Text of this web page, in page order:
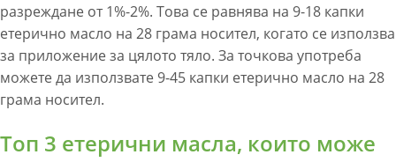
разреждане от 1%-2%. Това се равнява на 9-18 капки
етерично масло на 28 грама носител, когато се използва
за приложение за цялото тяло. За точкова употреба
можете да използвате 9-45 капки етерично масло на 28
грама носител.
Топ 3 етерични масла, които може